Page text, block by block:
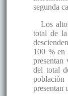
segunda
Los
total de
100 % en
del total
presentan